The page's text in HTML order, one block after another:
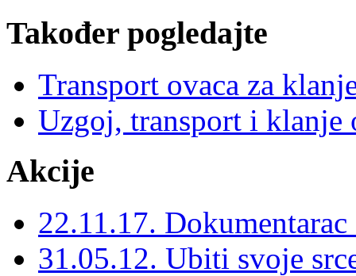
Također pogledajte
Transport ovaca za
Uzgoj, transport i klanje
Akcije
22.11.17.
31.05.12. Ubiti svoje